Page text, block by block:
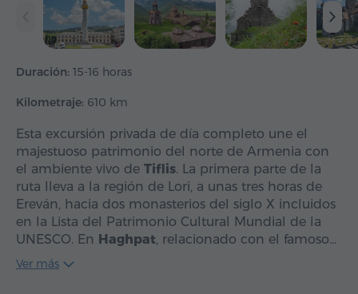
Duración: 15-16 horas
Kilometraje: 610 km
Esta excursión privada de día completo une el
majestuoso patrimonio del norte de Armenia con
el ambiente vivo de Tiflis. La primera parte de la
ruta lleva a la región de Lori, a unas tres horas de
Ereván, hacia dos monasterios del siglo X incluidos
en la Lista del Patrimonio Cultural Mundial de la
UNESCO. En Haghpat, relacionado con el famoso…
Ver más